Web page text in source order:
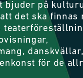
bjuder på
det ska finnas
för de